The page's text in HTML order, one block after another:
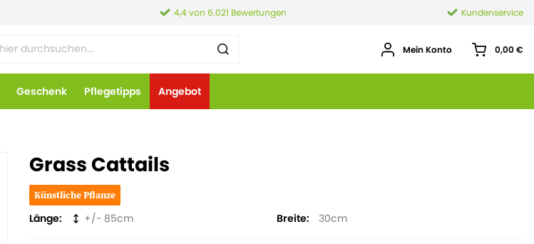
4,4 von 6.021 Bewertungen Kundenservice
Mein Konto 0,00 €
Geschenk Pflegetipps Angebot
Grass Cattails
Künstliche Pflanze
Länge 85 Breite 30